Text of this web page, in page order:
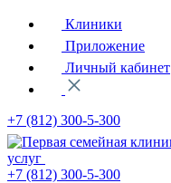
Клиники
Приложение
Личный кабинет
+7 (812) 300-5-300
услуг
+7 (812) 300-5-300